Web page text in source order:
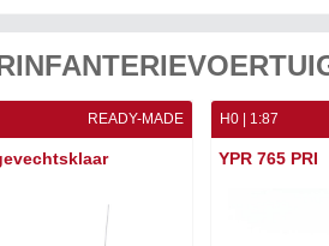
READY-MADE H0 | 1:87
YPR 765 PRI